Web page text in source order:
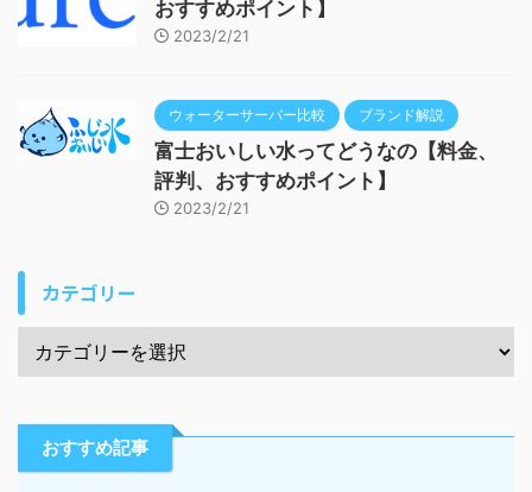
おすすめポイント】
2023/2/21
ウォーターサーバー比較 ブランド解説
富士おいしい水ってどうなの【料金、
評判、おすすめポイント】
2023/2/21
カテゴリー
おすすめ記事